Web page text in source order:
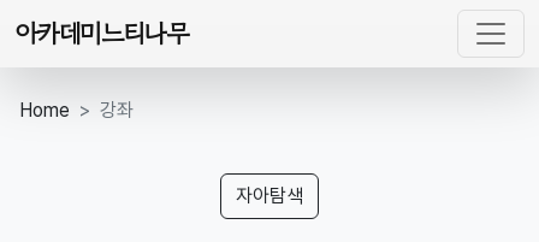
아카데미느티나무
Home 강좌
자아탐색